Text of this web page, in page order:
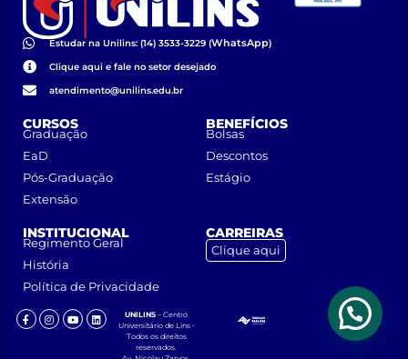
Estudar na Unilins: (14) 3533-3229 (WhatsApp)
Clique aqui e fale no setor desejado
atendimento@unilins.edu.br
CURSOS
Graduação
EaD
Pós-Graduação
Extensão
BENEFÍCIOS
Bolsas
Descontos
Estágio
INSTITUCIONAL
Regimento Geral
História
Política de Privacidade
CARREIRAS
Clique aqui
UNILINS – Centro
Universitário de Lins •
Todos os direitos
reservados.